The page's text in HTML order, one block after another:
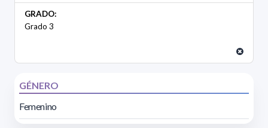
GRADO:
Grado 3
GÉNERO
Femenino